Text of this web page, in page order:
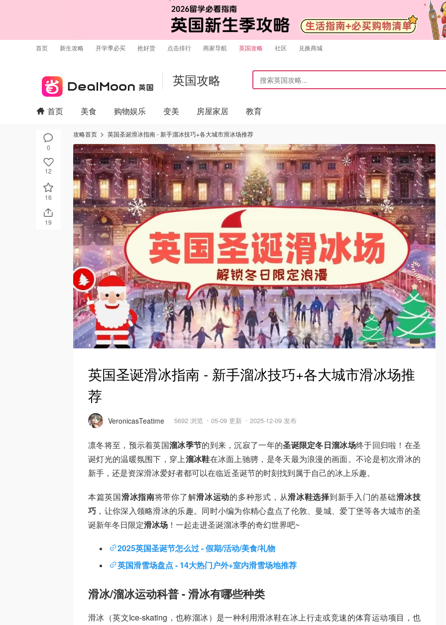
首页 新生攻略 开学季必买 抢好货 点击排行 商家导航 英国攻略 社区 兑换商城
英国攻略
0
12
16
19
首页 美食 购物娱乐 变美 房屋家居 教育
攻略首页 英国圣诞滑冰指南 - 新手溜冰技巧+各大城市滑冰场推荐
英国圣诞滑冰指南 - 新手溜冰技巧+各大城市滑冰场推
荐
VeronicasTeatime 5692 浏览 05-09 更新 2025-12-09 发布
凛冬将至，预示着英国溜冰季节的到来，沉寂了一年的圣诞限定冬日溜冰场终于回归啦！在圣
诞灯光的温暖氛围下，穿上溜冰鞋在冰面上驰骋，是冬天最为浪漫的画面。不论是初次滑冰的
新手，还是资深滑冰爱好者都可以在临近圣诞节的时刻找到属于自己的冰上乐趣。
本篇英国滑冰指南将带你了解滑冰运动的多种形式，从滑冰鞋选择到新手入门的基础滑冰技
巧 ，让你深入领略滑冰的乐趣。同时小编为你精心盘点了伦敦、曼城、爱丁堡等各大城市的圣
诞新年冬日限定滑冰场 ！一起走进圣诞溜冰季的奇幻世界吧~
2025英国圣诞节怎么过 - 假期/活动/美食/礼物
英国滑雪场盘点 - 14大热门户外+室内滑雪场地推荐
滑冰/溜冰运动科普 - 滑冰有哪些种类
滑冰（英文Ice-skating，也称溜冰）是一种利用滑冰鞋在冰上行走或竞速的体育运动项目，也